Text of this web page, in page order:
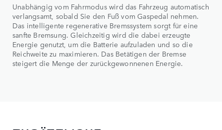
Unabhängig vom Fahrmodus wird das Fahrzeug automatisch
verlangsamt, sobald Sie den Fuß vom Gaspedal nehmen.
Das intelligente regenerative Bremssystem sorgt für eine
sanfte Bremsung. Gleichzeitig wird die dabei erzeugte
Energie genutzt, um die Batterie aufzuladen und so die
Reichweite zu maximieren. Das Betätigen der Bremse
steigert die Menge der zurückgewonnenen Energie.